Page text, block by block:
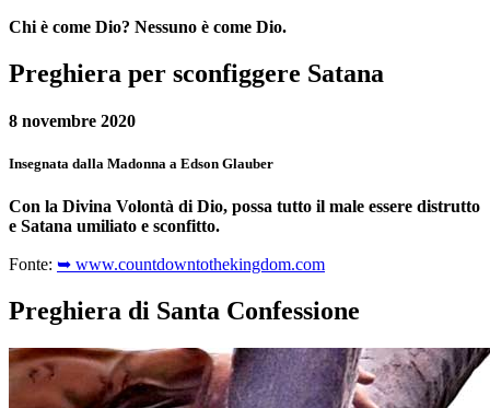
Chi è come Dio? Nessuno è come Dio.
Preghiera per sconfiggere Satana
8 novembre 2020
Insegnata dalla Madonna a Edson Glauber
Con la Divina Volontà di Dio, possa tutto il male essere distrutto
e Satana umiliato e sconfitto.
Fonte: ➥ www.countdowntothekingdom.com
Preghiera di Santa Confessione